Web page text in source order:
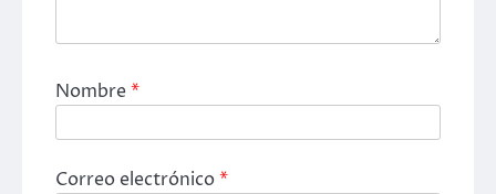
Nombre*
Correo electrónico*